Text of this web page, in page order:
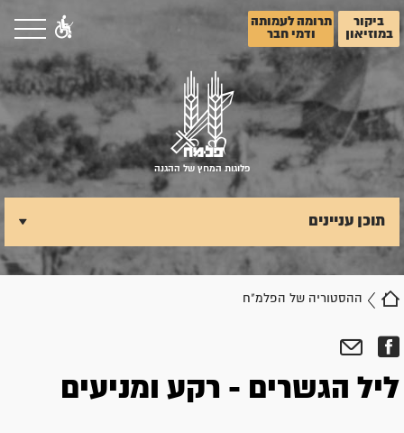
ביקור
במוזיאון
תרומה לעמותה
ודמי חבר
פלוגות המחץ של ההגנה
ההסטוריה של הפלמ"ח
תוכן עניינים
ליל הגשרים - רקע ומניעים